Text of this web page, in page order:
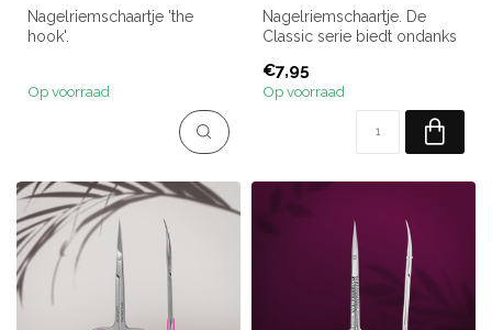
Nagelriemschaartje 'the
hook'.
Op voorraad
Nagelriemschaartje. De
Classic serie biedt ondanks
de...
€7,95
Op voorraad